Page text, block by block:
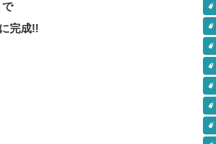
で
完成!!